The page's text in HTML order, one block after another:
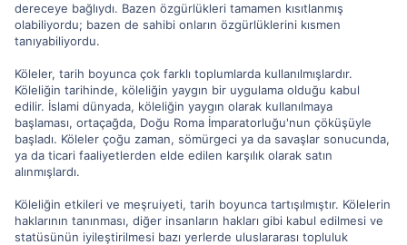
dereceye bağlıydı. Bazen özgürlükleri tamamen kısıtlanmış
olabiliyordu; bazen de sahibi onların özgürlüklerini kısmen
tanıyabiliyordu.
Köleler, tarih boyunca çok farklı toplumlarda kullanılmışlardır.
Köleliğin tarihinde, köleliğin yaygın bir uygulama olduğu kabul
edilir. İslami dünyada, köleliğin yaygın olarak kullanılmaya
başlaması, ortaçağda, Doğu Roma İmparatorluğu'nun çöküşüyle
başladı. Köleler çoğu zaman, sömürgeci ya da savaşlar sonucunda,
ya da ticari faaliyetlerden elde edilen karşılık olarak satın
alınmışlardı.
Köleliğin etkileri ve meşruiyeti, tarih boyunca tartışılmıştır. Kölelerin
haklarının tanınması, diğer insanların hakları gibi kabul edilmesi ve
statüsünün iyileştirilmesi bazı yerlerde uluslararası topluluk